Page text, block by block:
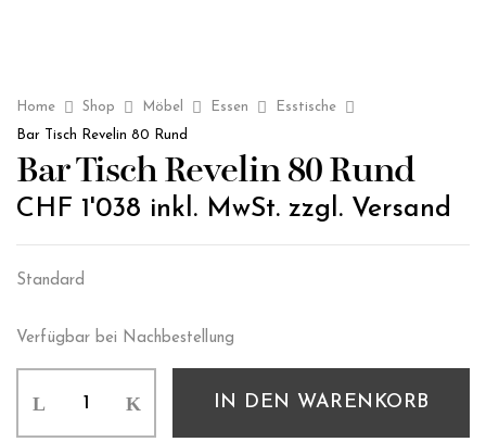
Home Shop Möbel Essen
Esstische
Bar Tisch Revelin 80 Rund
Bar Tisch Revelin 80 Rund
CHF 1'038 inkl. MwSt. zzgl. Versand
Standard
Verfügbar bei Nachbestellung
IN DEN WARENKORB